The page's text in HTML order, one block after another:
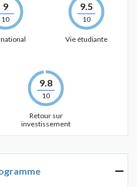
9
10
9.5
10
Vie étudiante
9.8
10
Retour sur
investissement